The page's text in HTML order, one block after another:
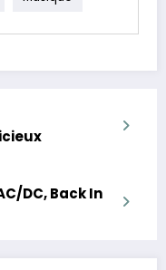
DC, Back In